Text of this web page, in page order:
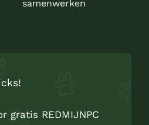
samenwerken
gratis REDMIJNPC